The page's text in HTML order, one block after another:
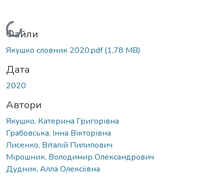
Вантажиться...
Файли
Якушко словник 2020.pdf(1,78 MB)
Дата
2020
Автори
Якушко, Катерина Григорівна
Грабовська, Інна Вікторівна
Лисенко, Віталій Пилипович
Мірошник, Володимир Олександрович
Дудник, Алла Олексіївна